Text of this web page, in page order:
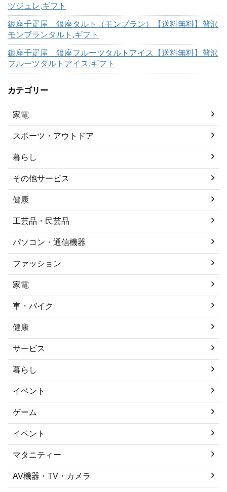
ツジュレ,ギフト
銀座千疋屋 銀座タルト（モンブラン）【送料無料】贅沢
モンブランタルト,ギフト
銀座千疋屋 銀座フルーツタルトアイス【送料無料】贅沢
フルーツタルトアイス,ギフト
カテゴリー
家電
スポーツ・アウトドア
暮らし
その他サービス
健康
工芸品・民芸品
パソコン・通信機器
ファッション
家電
車・バイク
健康
サービス
暮らし
イベント
ゲーム
イベント
マタニティー
AV機器・TV・カメラ